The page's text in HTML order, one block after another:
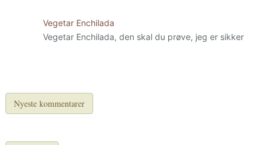
Vegetar Enchilada
Vegetar Enchilada, den skal du prøve, jeg er sikker
Nyeste kommentarer